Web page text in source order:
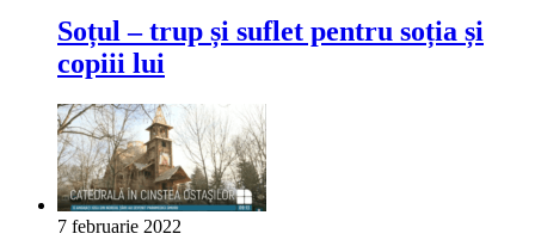
Soțul – trup și suflet pentru soția și
copiii lui
7 februarie 2022